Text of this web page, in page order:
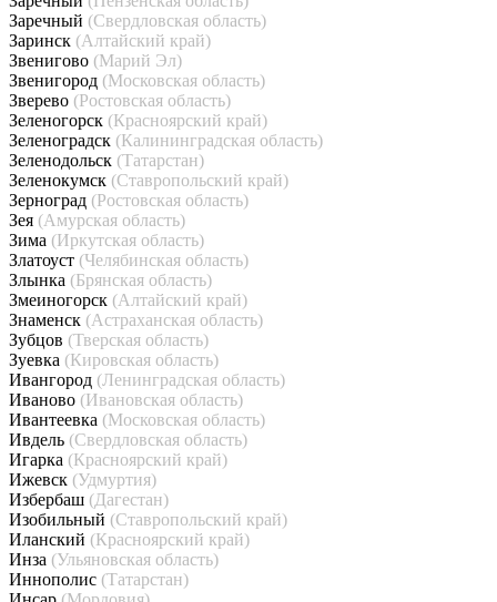
Заречный (Свердловская область)
Заринск (Алтайский край)
Звенигово (Марий Эл)
Звенигород (Московская область)
Зверево (Ростовская область)
Зеленогорск (Красноярский край)
Зеленоградск (Калининградская область)
Зеленодольск (Татарстан)
Зеленокумск (Ставропольский край)
Зерноград (Ростовская область)
Зея (Амурская область)
Зима (Иркутская область)
Златоуст (Челябинская область)
Злынка (Брянская область)
Змеиногорск (Алтайский край)
Знаменск (Астраханская область)
Зубцов (Тверская область)
Зуевка (Кировская область)
Ивангород (Ленинградская область)
Иваново (Ивановская область)
Ивантеевка (Московская область)
Ивдель (Свердловская область)
Игарка (Красноярский край)
Ижевск (Удмуртия)
Избербаш (Дагестан)
Изобильный (Ставропольский край)
Иланский (Красноярский край)
Инза (Ульяновская область)
Иннополис (Татарстан)